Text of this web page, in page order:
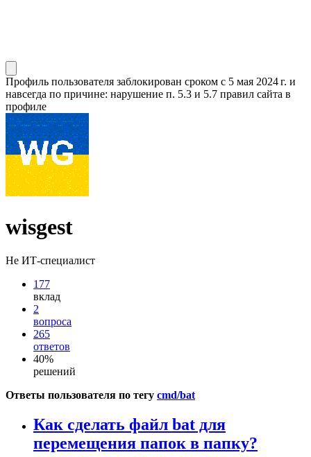
Профиль пользователя заблокирован сроком с 5 мая 2024 г. и
навсегда по причине: нарушение п. 5.3 и 5.7 правил сайта в
профиле
wisgest
Не ИТ-специалист
177
вклад
2
вопроса
265
ответов
40%
решений
Ответы пользователя по тегу cmd/bat
Как сделать файл bat для
перемещения папок в папку?